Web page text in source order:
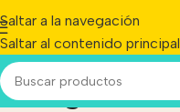
Saltar a la navegación
Saltar al contenido principal
453 gInicio/